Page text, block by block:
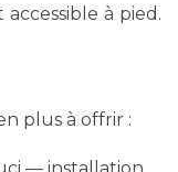
à pied.
plus à offrir :